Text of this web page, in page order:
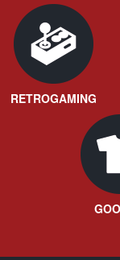
RETROGAMING